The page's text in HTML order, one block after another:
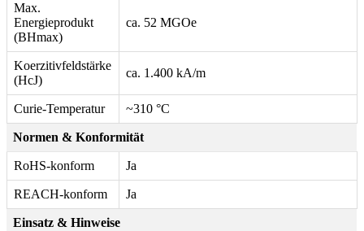
Max.
Energieprodukt
(BHmax)
ca. 52 MGOe
Koerzitivfeldstärke
(HcJ)
ca. 1.400 kA/m
Curie-Temperatur ~310 °C
Normen & Konformität
RoHS-konform Ja
REACH-konform Ja
Einsatz & Hinweise